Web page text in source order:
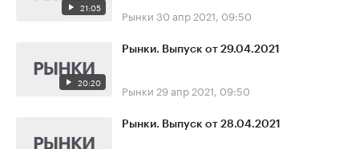
21:05 Рынки 30 апр 2021, 09:50
20:20
Рынки. Выпуск от 29.04.2021
Рынки 29 апр 2021, 09:50
Рынки. Выпуск от 28.04.2021